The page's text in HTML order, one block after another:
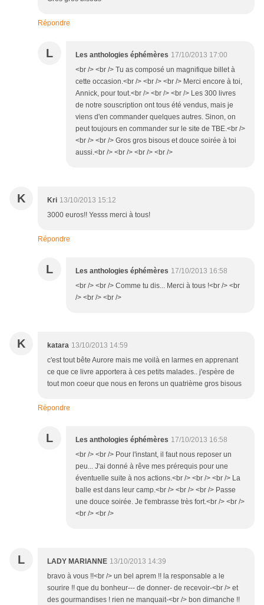
Répondre
L Les anthologies éphémères 17/10/2013 17:00
<br /> <br /> Tu as composé un magnifique billet à
cette occasion.<br /> <br /> <br /> Merci encore à toi,
Annick, pour tout.<br /> <br /> <br /> Les 300 livres
de notre souscription ont tous été vendus, mais je
viens d'en commander quelques autres. Sinon, on
peut toujours en commander sur le site de TBE.<br />
<br /> <br /> Gros gros bisous et douce soirée à toi
aussi.<br /> <br /> <br /> <br />
K Kri 13/10/2013 15:12
3000 euros!! Yesss merci à tous!
Répondre
L Les anthologies éphémères 17/10/2013 16:58
<br /> <br /> Comme tu dis... Merci à tous !<br /> <br
/> <br /> <br />
K katara 13/10/2013 14:59
c'est tout bête Aurore mais me voilà en larmes en apprenant
ce que ce livre apportera à ces petits malades.. j'espère de
tout mon coeur que nous en ferons un quatrième gros bisous
Répondre
L Les anthologies éphémères 17/10/2013 16:58
<br /> <br /> Pour l'instant, il faut nous reposer un
peu... J'ai donné à rêve mes prérequis pour une
éventuelle suite à nos actions.<br /> <br /> <br /> La
balle est dans leur camp.<br /> <br /> <br /> Passe
une douce soirée. Je t'embrasse très fort.<br /> <br />
<br /> <br />
L LADY MARIANNE 13/10/2013 14:39
bravo à vous !!<br /> un bel aprem !! la responsable a le
sourire !! que du bonheur--- de donner- de recevoir-<br /> et
des gourmandises ! rien ne manquait-<br /> bon dimanche !!